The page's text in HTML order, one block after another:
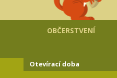
OBČERSTVENÍ
Otevírací doba